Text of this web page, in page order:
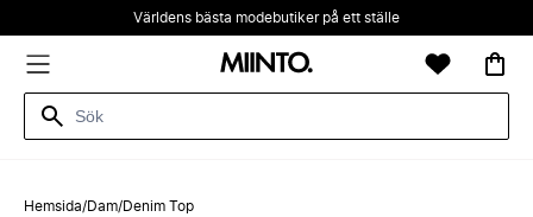
Världens bästa modebutiker på ett ställe
Hemsida/Dam/Denim Top